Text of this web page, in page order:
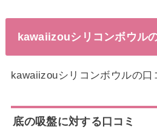
kawaiizouシリコンボウル
kawaiizouシリコンボウルの口
底の吸盤に対する口コミ